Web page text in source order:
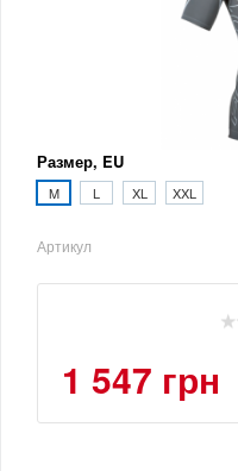
Размер, EU
M L XL XXL
Артикул
1 547 грн